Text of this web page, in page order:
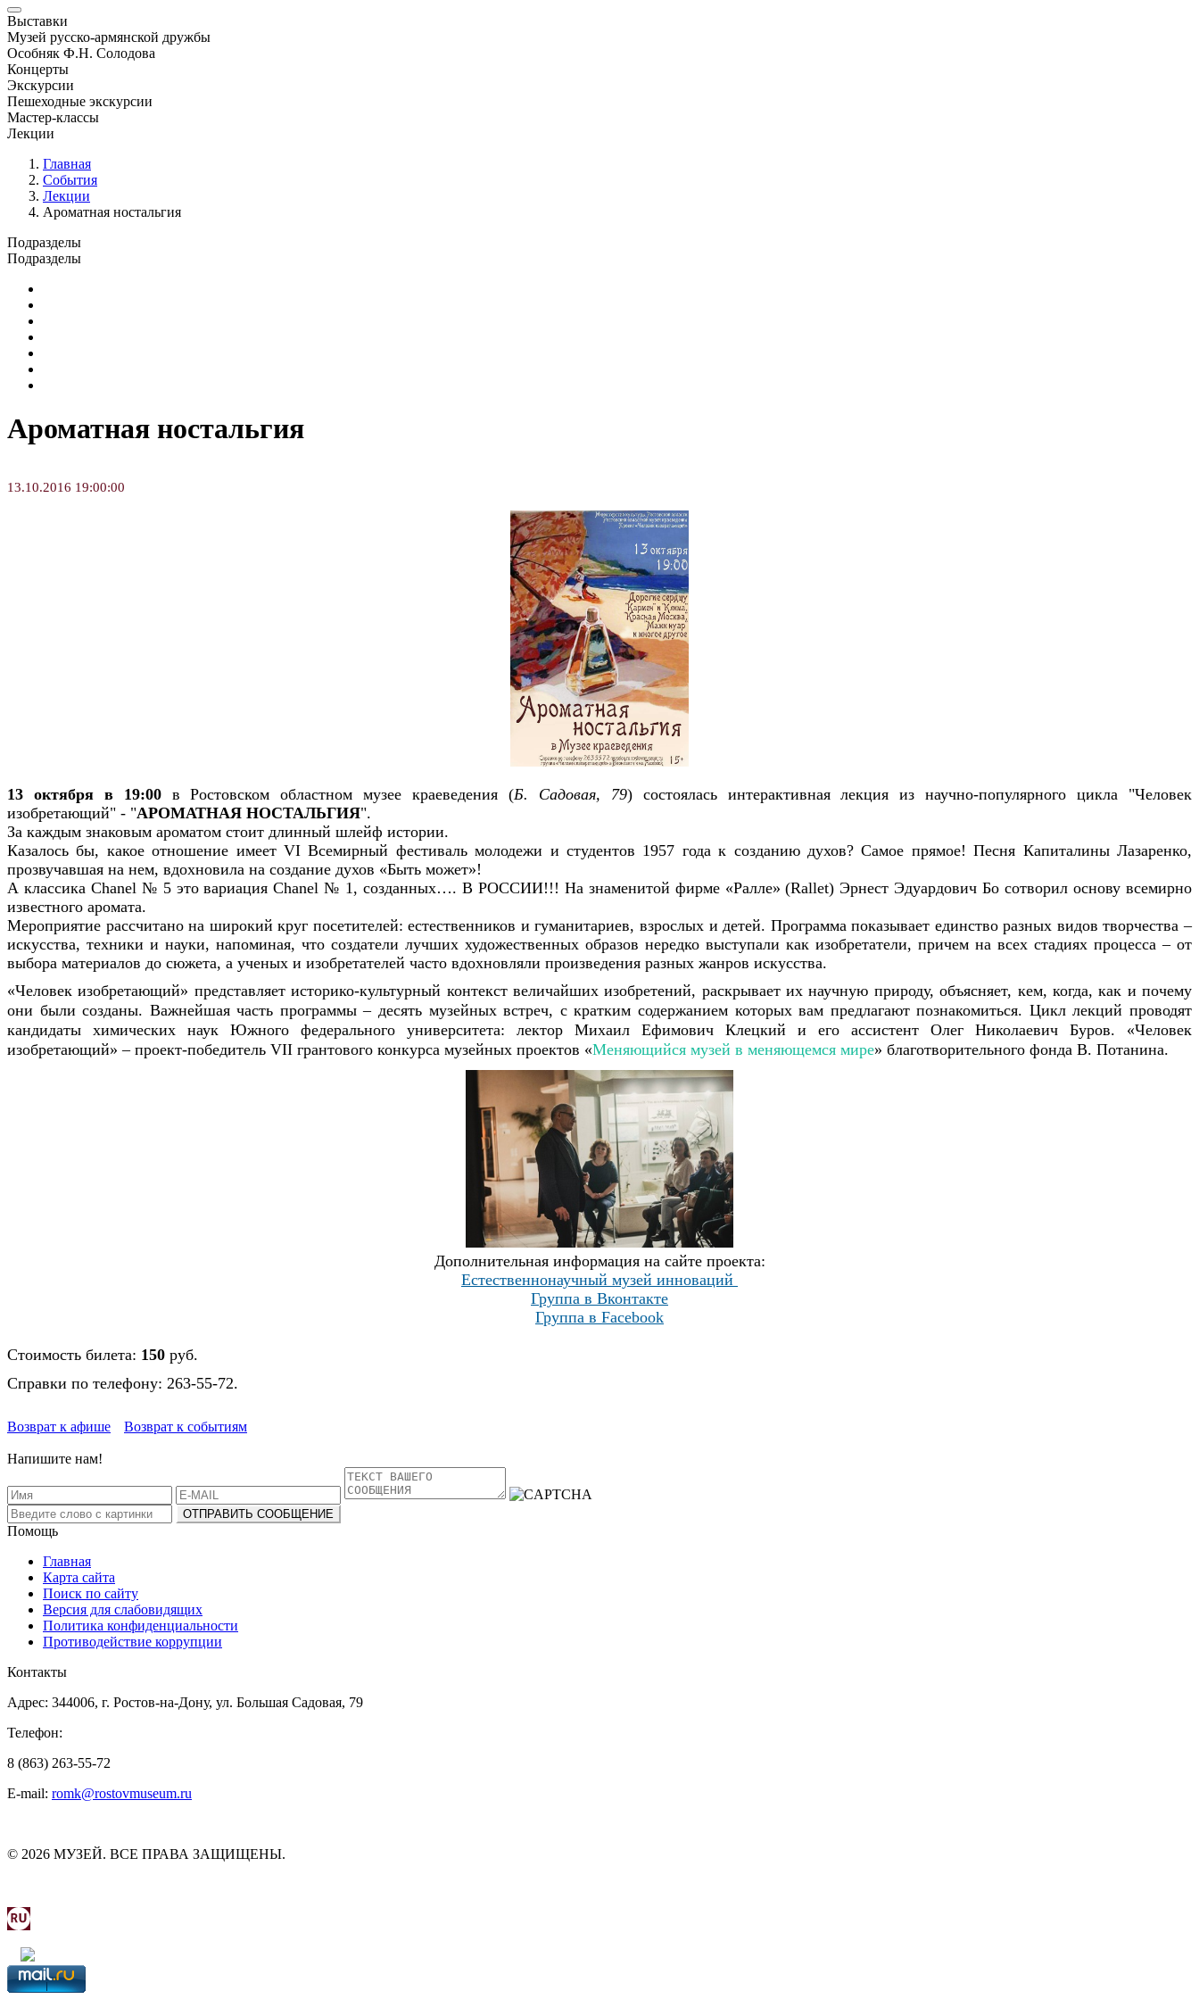
Выставки
Музей русско-армянской дружбы
Особняк Ф.Н. Солодова
Концерты
Экскурсии
Пешеходные экскурсии
Мастер-классы
Лекции
Главная
События
Лекции
Ароматная ностальгия
Подразделы
Подразделы
Ароматная ностальгия
13.10.2016 19:00:00
13 октября в 19:00в Ростовском областном музее краеведения (Б. Садовая, 79) состоялась интерактивная лекция из научно-популярного цикла "Человек
изобретающий" - "АРОМАТНАЯ НОСТАЛЬГИЯ".
За каждым знаковым ароматом стоит длинный шлейф истории.
Казалось бы, какое отношение имеет VI Всемирный фестиваль молодежи и студентов 1957 года к созданию духов? Самое прямое! Песня Капиталины Лазаренко,
прозвучавшая на нем, вдохновила на создание духов «Быть может»!
А классика Chanel № 5 это вариация Chanel № 1, созданных…. В РОССИИ!!! На знаменитой фирме «Ралле» (Rallet) Эрнест Эдуардович Бо сотворил основу всемирно
известного аромата.
Мероприятие рассчитано на широкий круг посетителей: естественников и гуманитариев, взрослых и детей. Программа показывает единство разных видов творчества –
искусства, техники и науки, напоминая, что создатели лучших художественных образов нередко выступали как изобретатели, причем на всех стадиях процесса – от
выбора материалов до сюжета, а ученых и изобретателей часто вдохновляли произведения разных жанров искусства.
«Человек изобретающий» представляет историко-культурный контекст величайших изобретений, раскрывает их научную природу, объясняет, кем, когда, как и почему
они были созданы. Важнейшая часть программы – десять музейных встреч, с кратким содержанием которых вам предлагают познакомиться. Цикл лекций проводят
кандидаты химических наук Южного федерального университета: лектор Михаил Ефимович Клецкий и его ассистент Олег Николаевич Буров. «Человек
изобретающий» – проект-победитель VII грантового конкурса музейных проектов «Меняющийся музей в меняющемся мире» благотворительного фонда В. Потанина.
Дополнительная информация на сайте проекта:
Естественнонаучный музей инноваций
Группа в Вконтакте
Группа в Facebook
Стоимость билета: 150 руб.
Справки по телефону: 263-55-72.
Возврат к афише Возврат к событиям
Напишите нам!
Помощь
Главная
Карта сайта
Поиск по сайту
Версия для слабовидящих
Политика конфиденциальности
Противодействие коррупции
Контакты
Адрес: 344006, г. Ростов-на-Дону, ул. Большая Садовая, 79
Телефон:
8 (863) 263-55-72
E-mail: romk@rostovmuseum.ru
© 2026 МУЗЕЙ. ВСЕ ПРАВА ЗАЩИЩЕНЫ.